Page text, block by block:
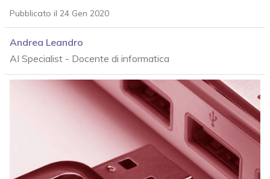
Pubblicato il 24 Gen 2020
Andrea Leandro
AI Specialist - Docente di informatica